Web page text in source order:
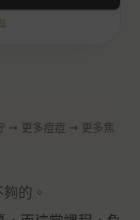
➞ 更多痘痘 ➞ 更多焦
的。